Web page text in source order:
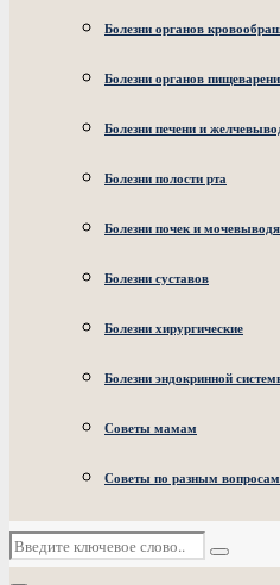
Болезни органов
Болезни органов
Болезни печени и
Болезни полости рта
Болезни почек и
Болезни суставов
Болезни хирургические
Болезни эндокринной
Советы мамам
Советы по разным вопросам
Искать:
Поиск